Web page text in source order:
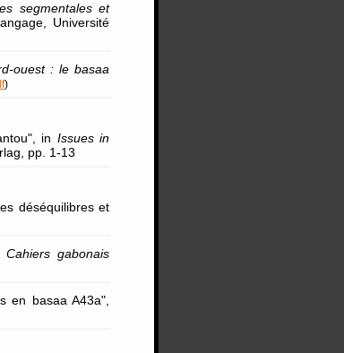
segmentales et
Université
ouest : le basaa
)
in Issues in
pp. 1-13
déséquilibres et
Cahiers gabonais
en basaa A43a",